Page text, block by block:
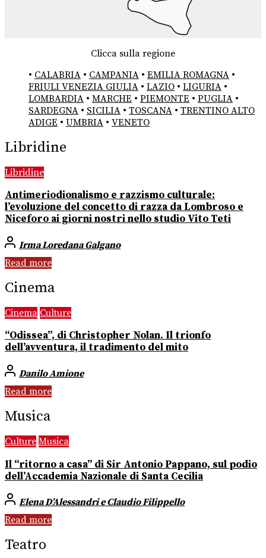
Clicca sulla regione
• CALABRIA • CAMPANIA • EMILIA ROMAGNA •
FRIULI VENEZIA GIULIA • LAZIO • LIGURIA •
LOMBARDIA • MARCHE • PIEMONTE • PUGLIA •
SARDEGNA • SICILIA • TOSCANA • TRENTINO ALTO
ADIGE • UMBRIA • VENETO
Libridine
Libridine
Antimeriodionalismo e razzismo culturale:
l’evoluzione del concetto di razza da Lombroso e
Niceforo ai giorni nostri nello studio Vito Teti
Irma Loredana Galgano
Read more
Cinema
Cinema Culture
“Odissea”, di Christopher Nolan. Il trionfo
dell’avventura, il tradimento del mito
Danilo Amione
Read more
Musica
Culture Musica
Il “ritorno a casa” di Sir Antonio Pappano, sul podio
dell’Accademia Nazionale di Santa Cecilia
Elena D’Alessandri e Claudio Filippello
Read more
Teatro